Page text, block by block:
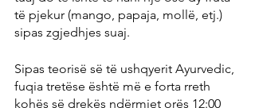
të pjekur (mango, papaja, mollë, etj.)
sipas zgjedhjes suaj.
Sipas teorisë së të ushqyerit Ayurvedic,
fuqia tretëse është më e forta rreth
kohës së drekës ndërmjet orës 12:00